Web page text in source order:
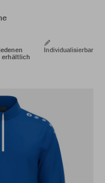
erhältlich
Individualisierbar